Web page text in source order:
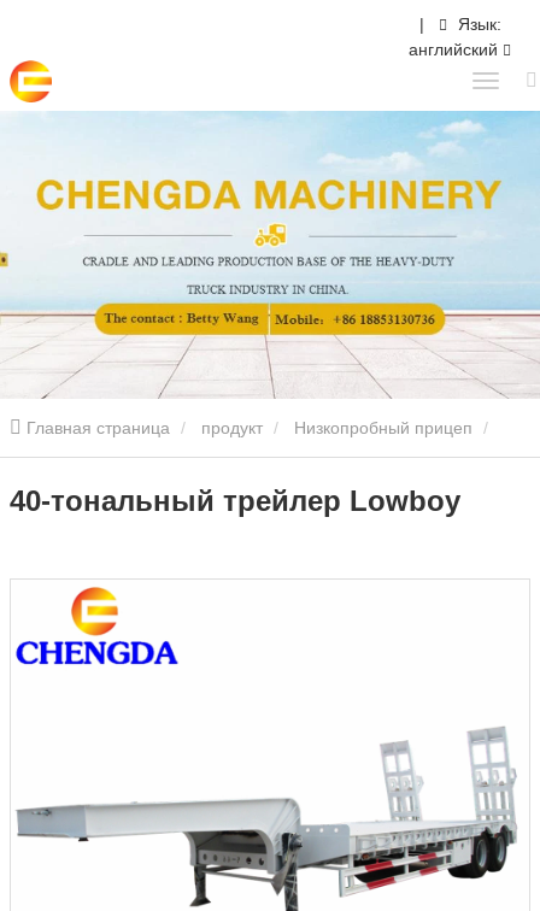
|
Язык:
английский
Главная страница продукт Низкопробный прицеп
2/3/4/5 Осей Низкоспещный полуприцеп
40-тональный трейлер Lowboy